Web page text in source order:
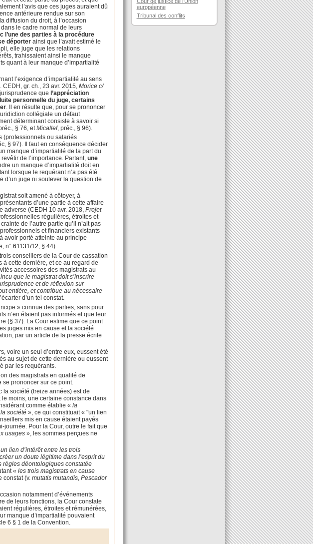
l’avis que ces juges auraient dû
antérieure rendue sur son
diffusion du droit, à l’occasion
dans le cadre normal de leurs
des parties à la procédure
déporterainsi que l’avait estimé le
elle juge que les relations
trahissaient ainsi le manque
quant à leur manque d’impartialité
l’exigence d’impartialité au sens
CEDH, gr. ch., 23 avr. 2015,Morice c/
jurisprudence quel’appréciation
personnelle du juge, certains
. Il en résulte que, pour se prononcer
collégiale un défaut
déterminant consiste à savoir si
préc., § 76, etMicallef, préc., § 96).
(professionnels ou salariés
§ 97). Il faut en conséquence décider
manque d’impartialité de la part du
de l’importance. Partant,une
un manque d’impartialité doit en
lorsque le requérant n’a pas été
d’un juge ni soulever la question de
soit amené à côtoyer, à
d’une partie à cette affaire
adverse (CEDH 10 avr. 2018,Projet
régulières, étroites et
de l’autre partie qu’il n’ait pas
et financiers existants
avoir porté atteinte au principe
, n°61131/12, § 44).
conseillers de la Cour de cassation
à cette dernière, et ce au regard de
accessoires des magistrats au
que le magistrat doit s’inscrire
et de réflexion sur
entière, et contribue au nécessaire
d’un tel constat.
» connue des parties, sans pour
n’en étaient pas informés et que leur
(§ 37). La Cour estime que ce point
juges mis en cause et la société
par un article de la presse écrite
voire un seul d’entre eux, eussent été
au sujet de cette dernière ou eussent
par les requérants.
des magistrats en qualité de
se prononcer sur ce point.
la société (treize années) est de
moins, une certaine constance dans
comme établie «la
société », ce qui constituait « "un lien
mis en cause étaient payés
journée. Pour la Cour, outre le fait que
usages », les sommes perçues ne
un lien d’intérêt entre les trois
un doute légitime dans l’esprit du
règles déontologiques constatée
«les trois magistrats en cause
constat (v.mutatis mutandis,Pescador
notamment d’événements
de leurs fonctions, la Cour constate
régulières, étroites et rémunérées,
manque d’impartialité pouvaient
6 § 1 de la Convention.
européenne
Tribunal des conflits